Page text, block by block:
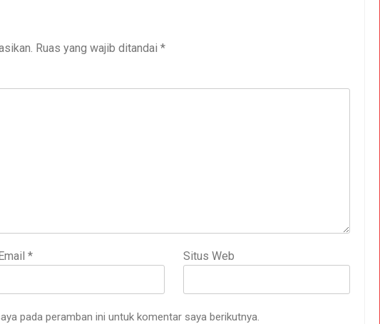
Ruas yang wajib ditandai *
Email * Situs Web
pada peramban ini untuk komentar saya berikutnya.